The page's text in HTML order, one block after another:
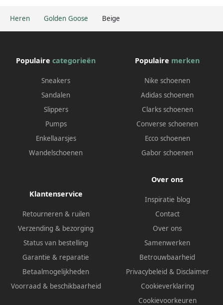
Heren Golden Goose Beige
Populaire categorieën
Sneakers
Sandalen
Slippers
Pumps
Enkellaarsjes
Wandelschoenen
Populaire merken
Nike schoenen
Adidas schoenen
Clarks schoenen
Converse schoenen
Ecco schoenen
Gabor schoenen
Klantenservice
Retourneren & ruilen
Verzending & bezorging
Status van bestelling
Garantie & reparatie
Betaalmogelijkheden
Voorraad & beschikbaarheid
Over ons
Inspiratie blog
Contact
Over ons
Samenwerken
Betrouwbaarheid
Privacybeleid & Disclaimer
Cookieverklaring
Cookievoorkeuren